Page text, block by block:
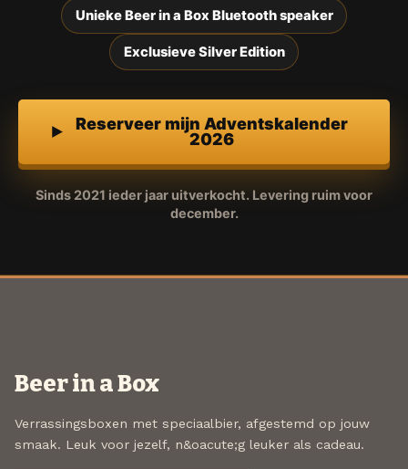
Unieke Beer in a Box Bluetooth speaker
Exclusieve Silver Edition
Reserveer mijn Adventskalender
2026
Sinds 2021 ieder jaar uitverkocht. Levering ruim voor
december.
Beer in a Box
Verrassingsboxen met speciaalbier, afgestemd op jouw
smaak. Leuk voor jezelf, n&oacute;g leuker als cadeau.